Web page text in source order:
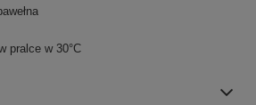
pralce w 30°C